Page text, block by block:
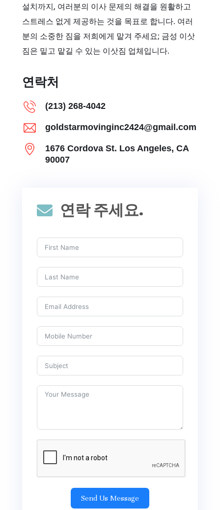
 연락 주세요.
Send Us Message
설치까지, 여러분의 이사 문제의 해결을 원활하고
스트레스 없게 제공하는 것을 목표로 합니다. 여러
분의 소중한 짐을 저희에게 맡겨 주세요; 금성 이삿
짐은 밑고 맡길 수 있는 이삿짐 업체입니다.
연락처
(213) 268-4042
goldstarmovinginc2424@gmail.com
1676 Cordova St. Los Angeles, CA
90007